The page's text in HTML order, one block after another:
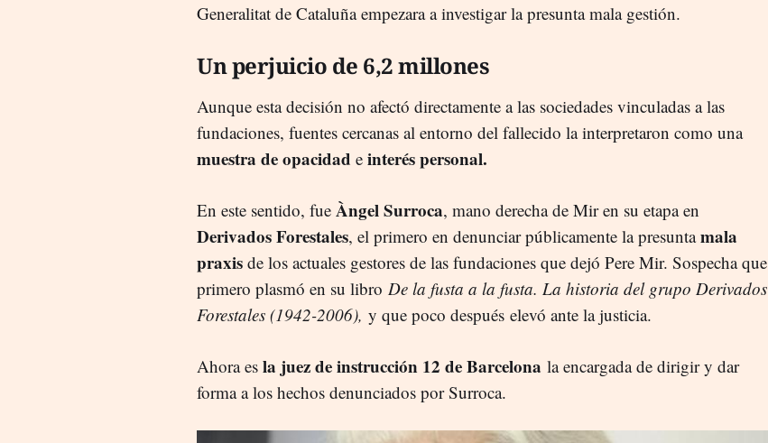
Generalitat de Cataluña empezara a investigar la presunta mala gestión.
Un perjuicio de 6,2 millones
Aunque esta decisión no afectó directamente a las sociedades vinculadas a las
fundaciones, fuentes cercanas al entorno del fallecido la interpretaron como una
muestra de opacidad e interés personal.
En este sentido, fue Àngel Surroca, mano derecha de Mir en su etapa en
Derivados Forestales, el primero en denunciar públicamente la presuntamala
praxis de los actuales gestores de las fundaciones que dejó Pere Mir. Sospecha que
primero plasmó en su libro De la fusta a la fusta. La historia del grupo Derivados
Forestales (1942-2006), y que poco después elevó ante la justicia.
Ahora es la juez de instrucción 12 de Barcelona la encargada de dirigir y dar
forma a los hechos denunciados por Surroca.